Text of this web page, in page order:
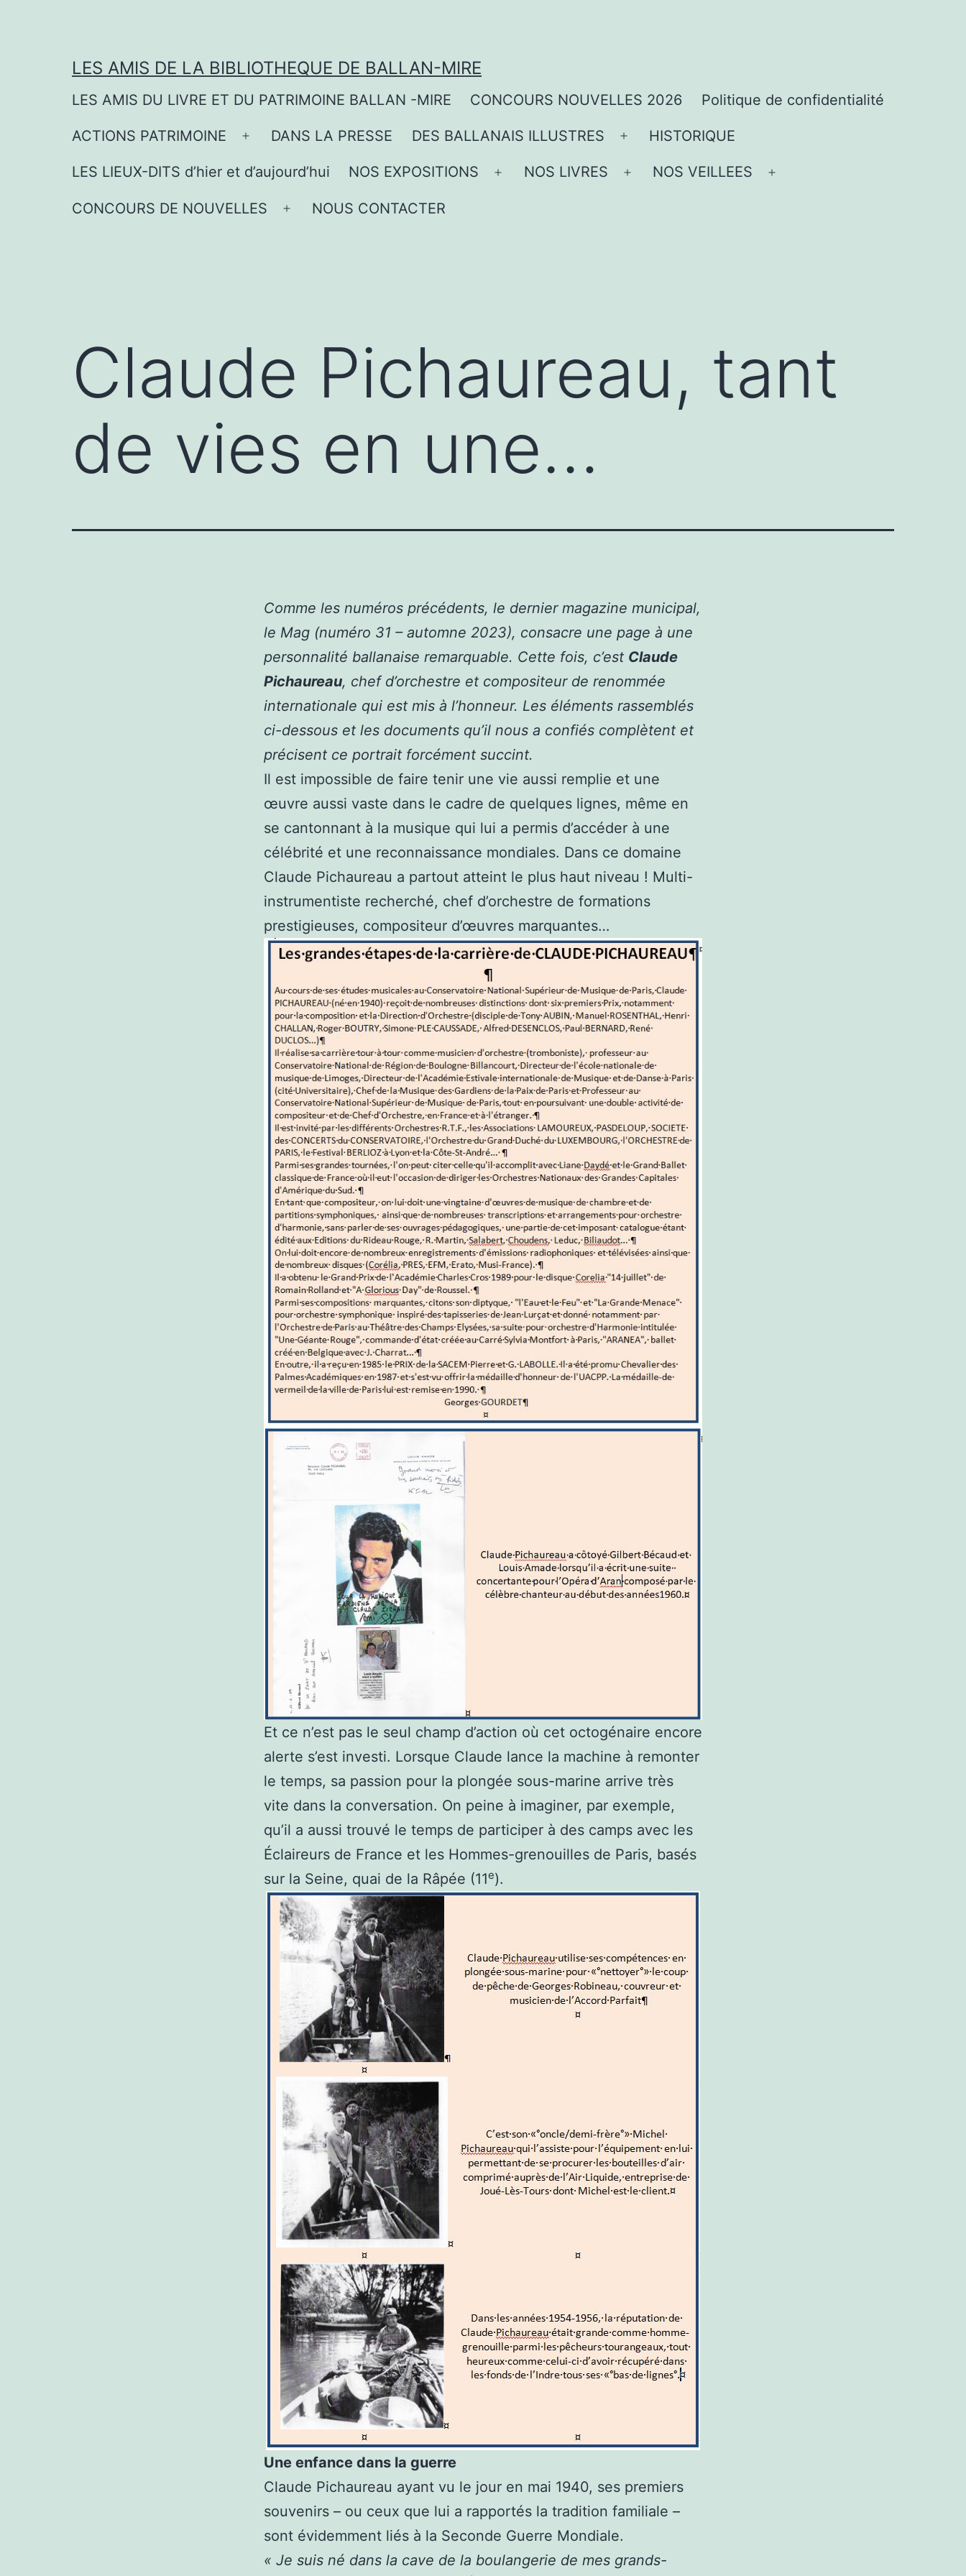
LES AMIS DE LA BIBLIOTHEQUE DE BALLAN-MIRE
LES AMIS DU LIVRE ET DU PATRIMOINE BALLAN -MIRE CONCOURS NOUVELLES 2026 Politique de confidentialité
ACTIONS PATRIMOINE
Ouvrir
le
DANS LA PRESSE DES BALLANAIS ILLUSTRES
Ouvrir
le
HISTORIQUE
LES LIEUX-DITS d’hier et d’aujourd’hui NOS EXPOSITIONS
Ouvrir
NOS LIVRES
Ouvrir
NOS VEILLEES
CONCOURS DE NOUVELLES
Ouvrir
NOUS CONTACTER
Claude Pichaureau, tant
de vies en une…
Comme les numéros précédents, le dernier magazine municipal,
le Mag (numéro 31 – automne 2023), consacre une page à une
personnalité ballanaise remarquable. Cette fois, c’est Claude
Pichaureau, chef d’orchestre et compositeur de renommée
internationale qui est mis à l’honneur. Les éléments rassemblés
ci-dessous et les documents qu’il nous a confiés complètent et
précisent ce portrait forcément succint.
Il est impossible de faire tenir une vie aussi remplie et une
œuvre aussi vaste dans le cadre de quelques lignes, même en
se cantonnant à la musique qui lui a permis d’accéder à une
célébrité et une reconnaissance mondiales. Dans ce domaine
Claude Pichaureau a partout atteint le plus haut niveau ! Multi-
instrumentiste recherché, chef d’orchestre de formations
prestigieuses, compositeur d’œuvres marquantes…
Et ce n’est pas le seul champ d’action où cet octogénaire encore
alerte s’est investi. Lorsque Claude lance la machine à remonter
le temps, sa passion pour la plongée sous-marine arrive très
vite dans la conversation. On peine à imaginer, par exemple,
qu’il a aussi trouvé le temps de participer à des camps avec les
Éclaireurs de France et les Hommes-grenouilles de Paris, basés
sur la Seine, quai de la Râpée (11e).
Une enfance dans la guerre
Claude Pichaureau ayant vu le jour en mai 1940, ses premiers
souvenirs – ou ceux que lui a rapportés la tradition familiale –
sont évidemment liés à la Seconde Guerre Mondiale.
« Je suis né dans la cave de la boulangerie de mes grands-